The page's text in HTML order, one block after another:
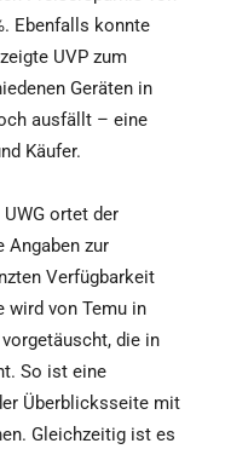
Ebenfalls konnte
UVP zum
Geräten in
ausfällt – eine
Käufer.
ortet der
Angaben zur
Verfügbarkeit
wird von Temu in
die in
So ist eine
Überblicksseite mit
Gleichzeitig ist es